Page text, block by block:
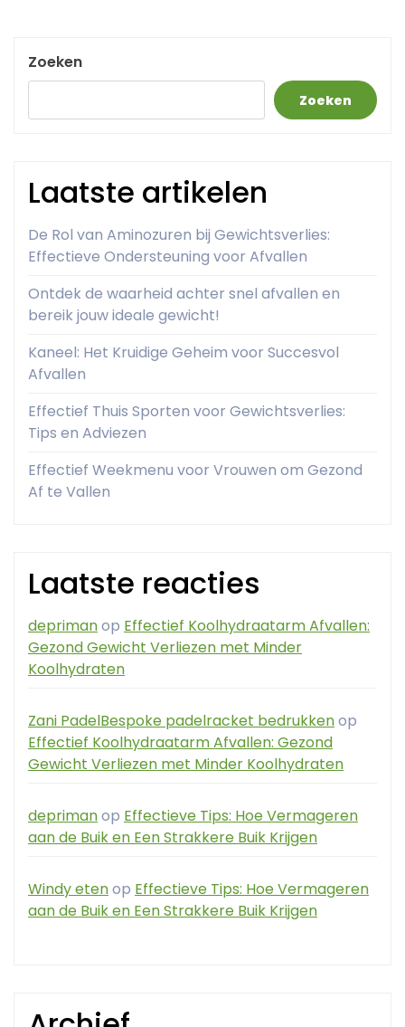
Zoeken
Zoeken
Laatste artikelen
De Rol van Aminozuren bij Gewichtsverlies:
Effectieve Ondersteuning voor Afvallen
Ontdek de waarheid achter snel afvallen en
bereik jouw ideale gewicht!
Kaneel: Het Kruidige Geheim voor Succesvol
Afvallen
Effectief Thuis Sporten voor Gewichtsverlies:
Tips en Adviezen
Effectief Weekmenu voor Vrouwen om Gezond
Af te Vallen
Laatste reacties
deprimanop Effectief Koolhydraatarm Afvallen:
Gezond Gewicht Verliezen met Minder
Koolhydraten
Zani PadelBespoke padelracket bedrukkenop
Effectief Koolhydraatarm Afvallen: Gezond
Gewicht Verliezen met Minder Koolhydraten
deprimanop Effectieve Tips: Hoe Vermageren
aan de Buik en Een Strakkere Buik Krijgen
Windy etenop Effectieve Tips: Hoe Vermageren
aan de Buik en Een Strakkere Buik Krijgen